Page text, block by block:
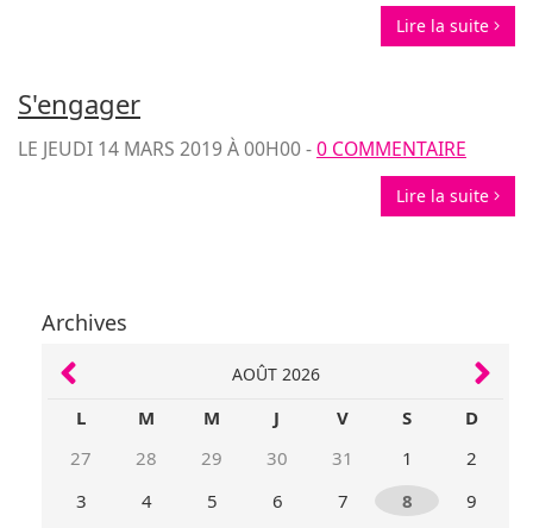
Lire la suite
S'engager
LE JEUDI 14 MARS 2019 À 00H00-0 COMMENTAIRE
Lire la suite
Archives
AOÛT 2026
L M M J V S
D
27
28 29 30 31 1
2
3
4 5 6 7 8 9